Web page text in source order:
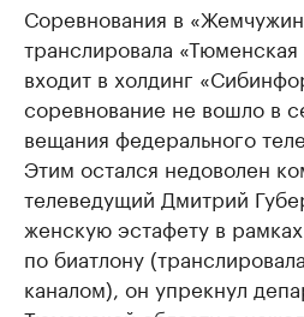
Соревнования в
транслировала
входит в холдинг
соревнование не вошло в
вещания федерального
Этим остался недоволен
телеведущий Дмитрий
женскую эстафету в
по биатлону
каналом), он упрекнул